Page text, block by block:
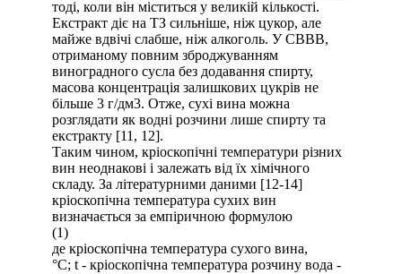
тоді, коли він міститься у великій кількості.
Екстракт діє на ТЗ сильніше, ніж цукор, але
майже вдвічі слабше, ніж алкоголь. У СВВВ,
отриманому повним зброджуванням
виноградного сусла без додавання спирту,
масова концентрація залишкових цукрів не
більше 3 г/дм3. Отже, сухі вина можна
розглядати як водні розчини лише спирту та
екстракту [11, 12].
Таким чином, кріоскопічні температури різних
вин неоднакові і залежать від їх хімічного
складу. За літературними даними [12-14]
кріоскопічна температура сухих вин
визначається за емпіричною формулою
(1)
де кріоскопічна температура сухого вина,
°C; t - кріоскопічна температура розчину вода -